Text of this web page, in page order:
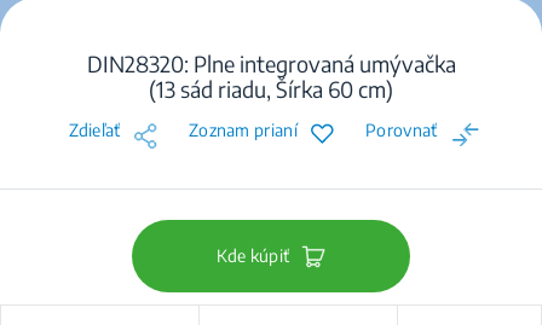
DIN28320: Plne integrovaná umývačka
(13 sád riadu, Šírka 60 cm)
Zdieľať Zoznam prianí Porovnať
Kde kúpiť